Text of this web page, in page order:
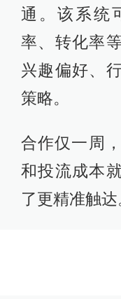
通。该系统
率、转化率
兴趣偏好、
策略。
合作仅一周
和投流成本
了更精准触达